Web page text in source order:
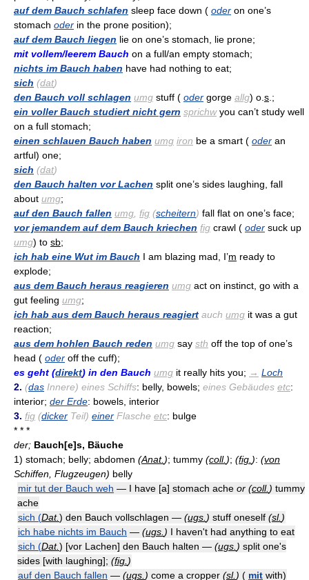
auf dem Bauch schlafen sleep face down ( oder on one’s
stomach oder in the prone position);
auf dem Bauch liegen lie on one’s stomach, lie prone;
mit vollem/leerem Bauch on a full/an empty stomach;
nichts im Bauch haben have had nothing to eat;
sich (dat)
den Bauch voll schlagen umg stuff ( oder gorge allg) o. s .;
ein voller Bauch studiert nicht gern sprichwyou can’t study well
on a full stomach;
einen schlauen Bauch haben umg iron be a smart ( oder an
artful) one;
sich (dat)
den Bauch halten vor Lachen split one’s sides laughing, fall
about umg;
auf den Bauch fallen umg fig (scheitern) fall flat on one’s face;
vor jemandem auf dem Bauch kriechen fig crawl ( oder suck up
umg) to sb;
ich hab eine Wut im Bauch I am blazing mad, I’m ready to
explode;
aus dem Bauch heraus reagieren umg act on instinct, go with a
gut feeling umg;
ich hab aus dem Bauch heraus reagiert auch umg it was a gut
reaction;
aus dem hohlen Bauch reden umg say sth off the top of one’s
head ( oder off the cuff);
es geht (direkt) in den Bauch umg it really hits you; → Loch
2. (das Innere) eines Schiffs: belly, bowels; eines Gebäudes etc:
interior; der Erde: bowels, interior
3. fig (dicker Teil) einer Flasche etc: bulge
* * *
der; Bauch[e]s, Bäuche
1) stomach; belly; abdomen (Anat. ); tummy (coll. ); (fig. ): (von
Schiffen, Flugzeugen) belly
mir tut der Bauch weh — I have [a] stomach ache or (coll. ) tummy
ache
sich (Dat.) den Bauch vollschlagen — (ugs. ) stuff oneself (sl. )
ich habe nichts im Bauch — (ugs. ) I haven't had anything to eat
sich (Dat.) [vor Lachen] den Bauch halten — (ugs. ) split one's
sides [with laughing]; (fig. )
auf den Bauch fallen — (ugs. ) come a cropper (sl. ) ( mit with)